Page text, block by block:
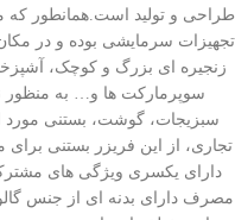
طراحی و تولید است.همانطور که
تجهیزات سرمایشی بوده و در
زنجیره ای بزرگ و کوچک،
سوپرمارکت ها و… به منظور
سبزیجات، گوشت، بستنی مورد
تجاری، از این فریزر بستنی
دارای یکسری ویژگی های
مصرف دارای بدنه ای از جنس